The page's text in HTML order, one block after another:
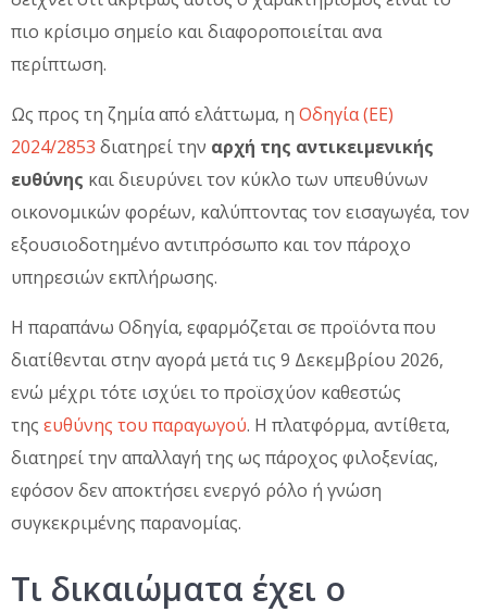
πιο κρίσιμο σημείο και διαφοροποιείται ανα
περίπτωση.
Ως προς τη ζημία από ελάττωμα, η Οδηγία (ΕΕ)
2024/2853 διατηρεί την αρχή της αντικειμενικής
ευθύνης και διευρύνει τον κύκλο των υπευθύνων
οικονομικών φορέων, καλύπτοντας τον εισαγωγέα, τον
εξουσιοδοτημένο αντιπρόσωπο και τον πάροχο
υπηρεσιών εκπλήρωσης.
Η παραπάνω Οδηγία, εφαρμόζεται σε προϊόντα που
διατίθενται στην αγορά μετά τις 9 Δεκεμβρίου 2026,
ενώ μέχρι τότε ισχύει το προϊσχύον καθεστώς
της ευθύνης του παραγωγού. Η πλατφόρμα, αντίθετα,
διατηρεί την απαλλαγή της ως πάροχος φιλοξενίας,
εφόσον δεν αποκτήσει ενεργό ρόλο ή γνώση
συγκεκριμένης παρανομίας.
Τι δικαιώματα έχει ο